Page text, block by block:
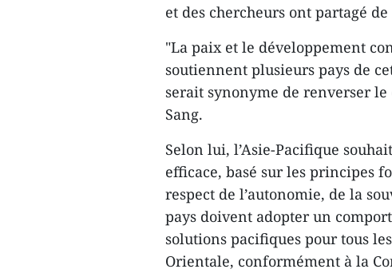
et des chercheurs ont partagé
"La paix et le développement
soutiennent plusieurs pays de
serait synonyme de renverser le
Sang.
Selon lui, l’Asie-Pacifique
efficace, basé sur les principes
respect de l’autonomie, de la
pays doivent adopter un
solutions pacifiques pour tous
Orientale, conformément à la